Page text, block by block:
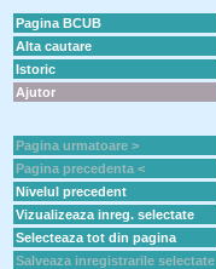
Pagina BCUB
Alta cautare
Istoric
Ajutor
Pagina urmatoare >
Pagina precedenta <
Nivelul precedent
Vizualizeaza inreg. selectate
Selecteaza tot din pagina
Salveaza inregistrarile selectate